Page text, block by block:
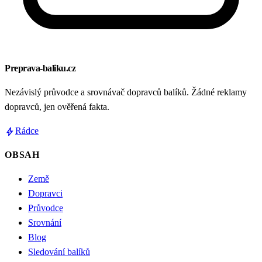
Preprava-baliku.cz
Nezávislý průvodce a srovnávač dopravců balíků. Žádné reklamy
dopravců, jen ověřená fakta.
boltRádce
OBSAH
Země
Dopravci
Průvodce
Srovnání
Blog
Sledování balíků